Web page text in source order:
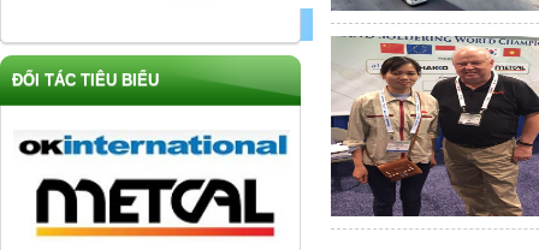
ĐỐI TÁC TIÊU BIỂU